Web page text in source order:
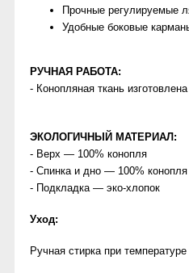
Прочные регулируемые
Удобные боковые
РУЧНАЯ РАБОТА:
- Конопляная ткань
ЭКОЛОГИЧНЫЙ МАТЕРИАЛ:
- Верх — 100% конопля
- Спинка и дно — 100% конопля
- Подкладка — эко-хлопок
Уход:
Ручная стирка при температуре